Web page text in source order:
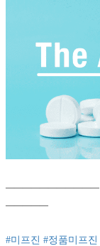
―――――――――――
―――――
#미프진 #정품미프진